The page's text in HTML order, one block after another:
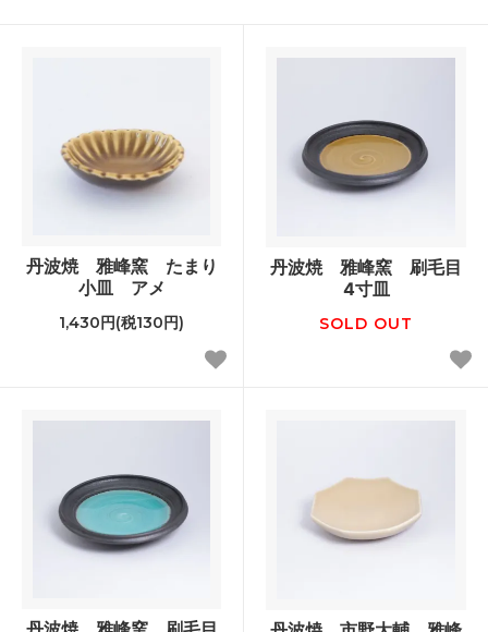
丹波焼 雅峰窯 たまり
小皿 アメ
1,430円(税130円)
丹波焼 雅峰窯 刷毛目
4寸皿
SOLD OUT